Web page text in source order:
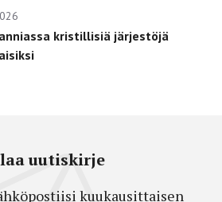
kristillisiä järjestöjä
uutiskirje
kuukausittaisen